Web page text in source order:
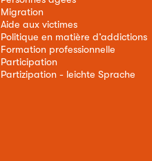
Migration
Aide aux victimes
Politique en matière d’addictions
Formation professionnelle
Participation
Partizipation - leichte Sprache